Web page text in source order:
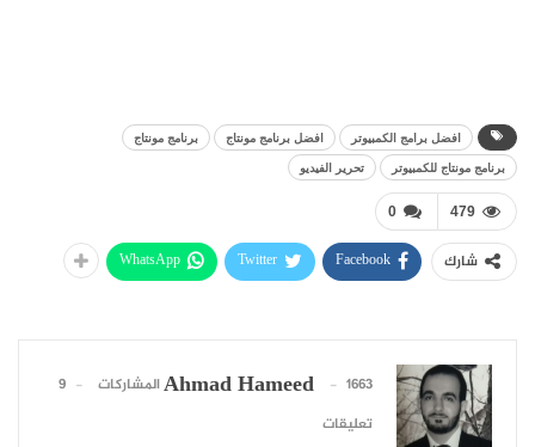
افضل برامج الكمبيوتر افضل برنامج مونتاج
برنامج مونتاج
برنامج مونتاج للكمبيوتر
تحرير الفيديو
0 479
شارك Facebook
Twitter
WhatsApp
Ahmad Hameed 1663 المشاركات
9
تعليقات